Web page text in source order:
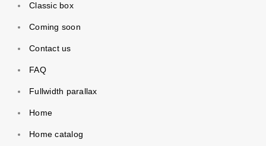
Classic box
Coming soon
Contact us
FAQ
Fullwidth parallax
Home
Home catalog